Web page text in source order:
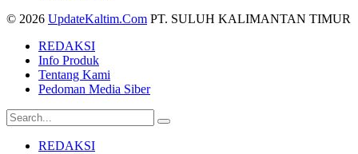
© 2026 UpdateKaltim.Com PT. SULUH KALIMANTAN TIMUR
REDAKSI
Info Produk
Tentang Kami
Pedoman Media Siber
REDAKSI